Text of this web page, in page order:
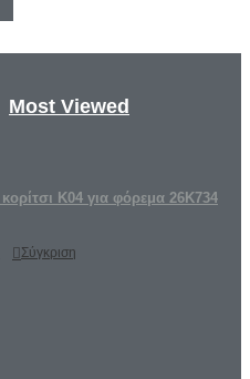
Most Viewed
K04 για φόρεμα 26K734
Σύγκριση